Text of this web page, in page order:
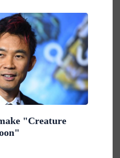
"Creature